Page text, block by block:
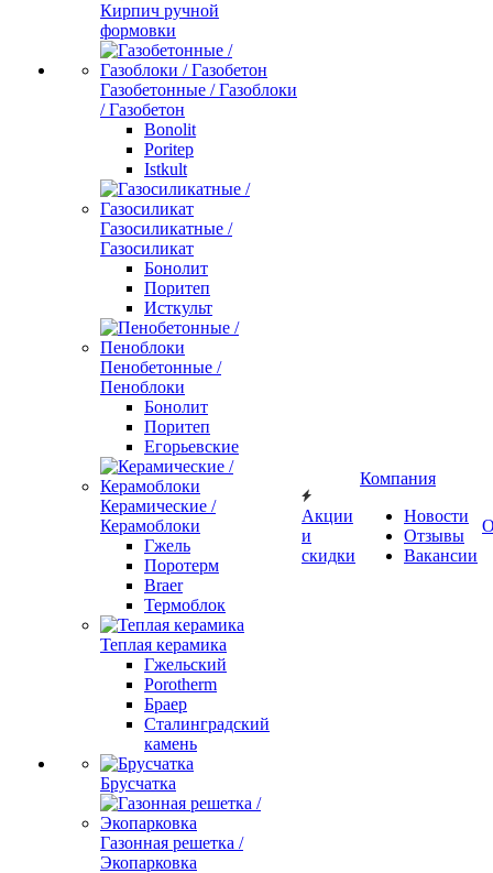
Кирпич ручной
формовки
Газобетонные / Газоблоки
/ Газобетон
Bonolit
Poritep
Istkult
Газосиликатные /
Газосиликат
Бонолит
Поритеп
Исткульт
Пенобетонные /
Пеноблоки
Бонолит
Поритеп
Егорьевские
Керамические /
Керамоблоки
Гжель
Поротерм
Braer
Термоблок
Теплая керамика
Гжельский
Porotherm
Браер
Сталинградский
камень
Брусчатка
Газонная решетка /
Экопарковка
Акции
и
скидки
Компания
Новости
Отзывы
Вакансии